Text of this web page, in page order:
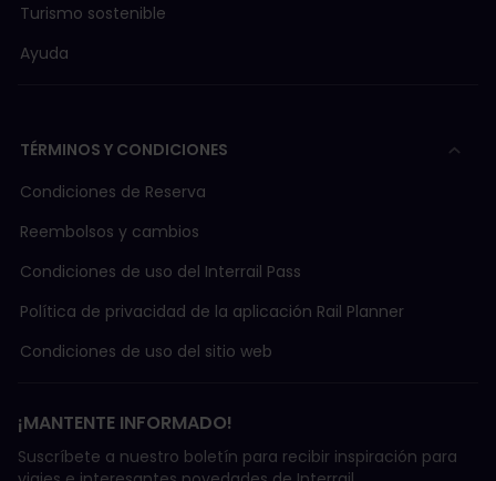
Turismo sostenible
Ayuda
TÉRMINOS Y CONDICIONES
Condiciones de Reserva
Reembolsos y cambios
Condiciones de uso del Interrail Pass
Política de privacidad de la aplicación Rail Planner
Condiciones de uso del sitio web
¡MANTENTE INFORMADO!
Suscríbete a nuestro boletín para recibir inspiración para